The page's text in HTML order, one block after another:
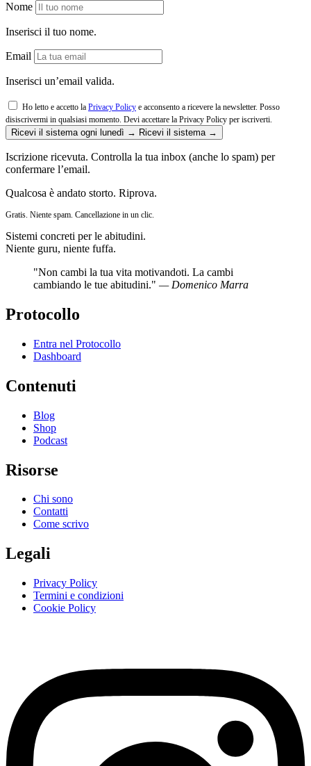
Nome
Inserisci il tuo nome.
Email
Inserisci un’email valida.
Ho letto e accetto la Privacy Policy e acconsento a ricevere la newsletter. Posso
disiscrivermi in qualsiasi momento. Devi accettare la Privacy Policy per iscriverti.
Ricevi il sistema ogni lunedì → Ricevi il sistema →
Iscrizione ricevuta. Controlla la tua inbox (anche lo spam) per
confermare l’email.
Qualcosa è andato storto. Riprova.
Gratis. Niente spam. Cancellazione in un clic.
Sistemi concreti per le abitudini.
Niente guru, niente fuffa.
"Non cambi la tua vita motivandoti. La cambi
cambiando le tue abitudini." — Domenico Marra
Protocollo
Entra nel Protocollo
Dashboard
Contenuti
Blog
Shop
Podcast
Risorse
Chi sono
Contatti
Come scrivo
Legali
Privacy Policy
Termini e condizioni
Cookie Policy